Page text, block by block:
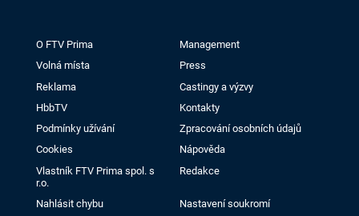
O FTV Prima
Management
Volná místa
Press
Reklama
Castingy a výzvy
HbbTV
Kontakty
Podmínky užívání
Zpracování osobních údajů
Cookies
Nápověda
Vlastník FTV Prima spol. s
r.o.
Redakce
Nahlásit chybu Nastavení soukromí